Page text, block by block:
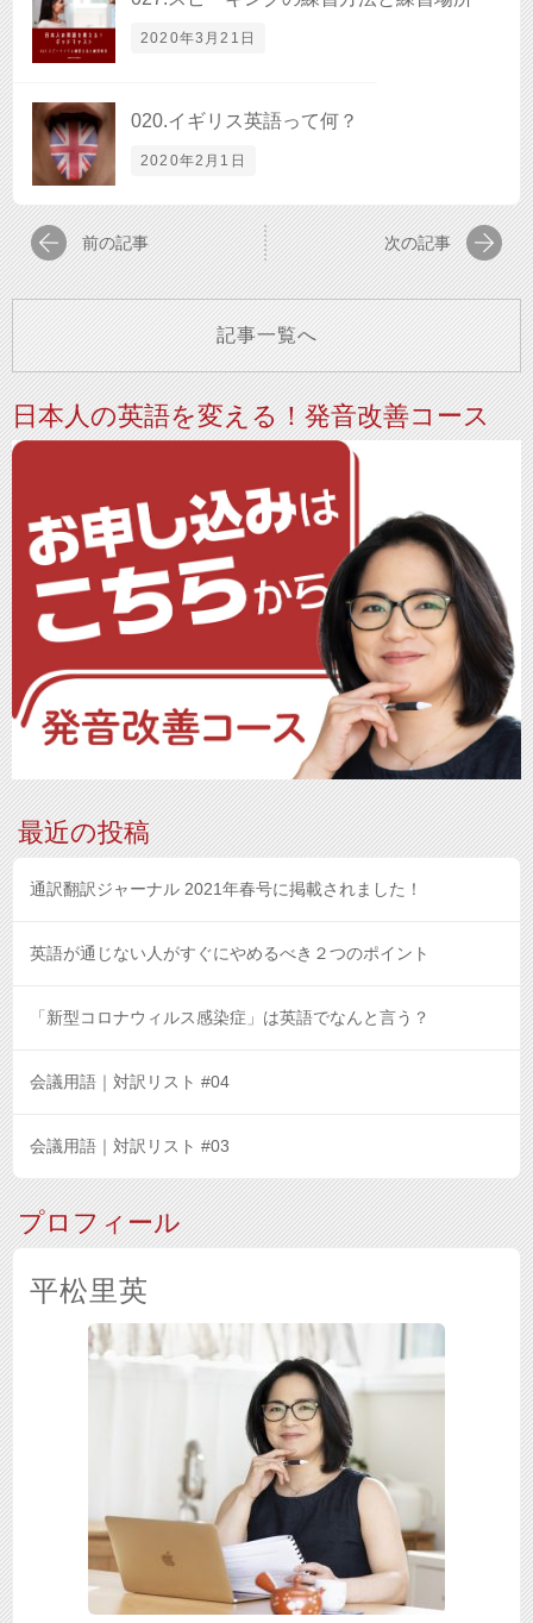
2020年3月21日
020.イギリス英語って何？
2020年2月1日
前の記事 次の記事
記事一覧へ
日本人の英語を変える！発音改善コース
最近の投稿
通訳翻訳ジャーナル 2021年春号に掲載されました！
英語が通じない人がすぐにやめるべき２つのポイント
「新型コロナウィルス感染症」は英語でなんと言う？
会議用語｜対訳リスト #04
会議用語｜対訳リスト #03
プロフィール
平松里英